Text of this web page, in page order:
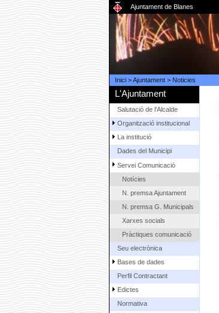
Ajuntament de Blanes
Inici>Ajuntament> Noticies
L'Ajuntament
Salutació de l'Alcalde
Organització institucional
La institució
Dades del Municipi
Servei Comunicació
Notícies
N. premsa Ajuntament
N. premsa G. Municipals
Xarxes socials
Pràctiques comunicació
Seu electrònica
Bases de dades
Perfil Contractant
Edictes
Normativa